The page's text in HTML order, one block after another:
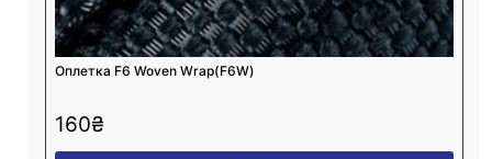
Оплетка F6 Woven Wrap(F6W)
160₴